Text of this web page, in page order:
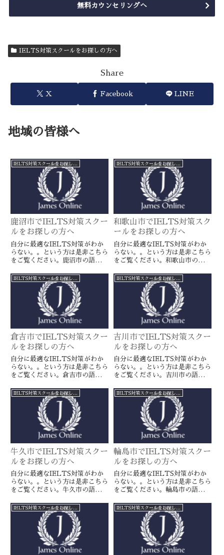
無料カウンセリングへ
IELTS対策スクールをお探しの方へ
Share
X Facebook LINE
地域の皆様へ
IELTS対策スクールをお探しの方へ
鹿沼市でIELTS対策スクー
ルをお探しの方へ
自分に最適なIELTS対策がわか
らない。。という方は是非こちら
をご覧ください。鹿沼市の語学ス
ラインのIELTS対策ならより確
実に目標達成が近づきます。海外
留学や移住をお考えの方や国内大
学受験を有利に進めたい方に是
IELTS対策スクールをお探しの方へ
和歌山市でIELTS対策スク
ールをお探しの方へ
自分に最適なIELTS対策がわか
らない。。という方は是非こちら
をご覧ください。和歌山市の語学
ンラインのIELTS対策ならより
確実に目標達成が近づきます。海
外留学や移住をお考えの方や国内
大学受験を有利に進めたい方に是
IELTS対策スクールをお探しの方へ
倉吉市でIELTS対策スクー
ルをお探しの方へ
自分に最適なIELTS対策がわか
らない。。という方は是非こちら
をご覧ください。倉吉市の語学ス
ラインのIELTS対策ならより確
実に目標達成が近づきます。海外
留学や移住をお考えの方や国内大
学受験を有利に進めたい方に是
IELTS対策スクールをお探しの方へ
吉川市でIELTS対策スクー
ルをお探しの方へ
自分に最適なIELTS対策がわか
らない。。という方は是非こちら
をご覧ください。吉川市の語学ス
ラインのIELTS対策ならより確
実に目標達成が近づきます。海外
留学や移住をお考えの方や国内大
学受験を有利に進めたい方に是
IELTS対策スクールをお探しの方へ
牛久市でIELTS対策スクー
ルをお探しの方へ
自分に最適なIELTS対策がわか
らない。。という方は是非こちら
をご覧ください。牛久市の語学ス
ラインのIELTS対策ならより確
実に目標達成が近づきます。海外
留学や移住をお考えの方や国内大
学受験を有利に進めたい方に是
IELTS対策スクールをお探しの方へ
輪島市でIELTS対策スクー
ルをお探しの方へ
自分に最適なIELTS対策がわか
らない。。という方は是非こちら
をご覧ください。輪島市の語学ス
ラインのIELTS対策ならより確
実に目標達成が近づきます。海外
留学や移住をお考えの方や国内大
学受験を有利に進めたい方に是
IELTS対策スクールをお探しの方へ IELTS対策スクールをお探しの方へ